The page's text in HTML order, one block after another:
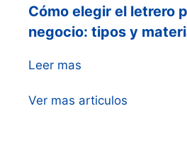
Cómo elegir el letrero
negocio: tipos y
Leer mas
Ver mas articulos